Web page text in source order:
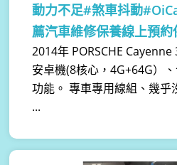
動力不足#煞車抖動
薦汽車維修保養線上預約
2014年 PORSCHE
安卓機(8核心，4G+64G）
功能。 專車專用線組、幾乎
...